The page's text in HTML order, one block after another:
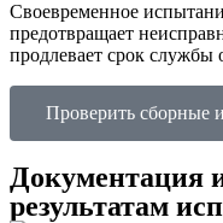
Своевременное
предотвращает
продлевает срок службы
Проверить сборные
Документация
результатам